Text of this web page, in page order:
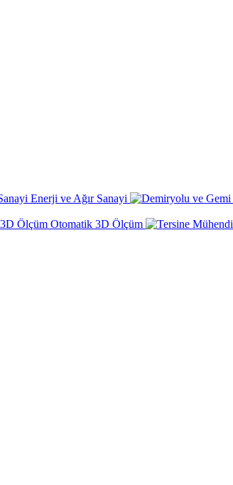
Enerji ve Ağır Sanayi
Otomatik 3D Ölçüm